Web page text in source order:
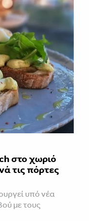
στο χωριό
τις πόρτες
υπό νέα
με τους